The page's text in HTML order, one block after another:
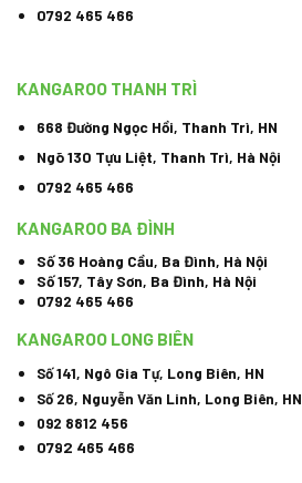
0792 465 466
KANGAROO THANH TRÌ
668 Đường Ngọc Hồi, Thanh Trì, HN
Ngõ 130 Tựu Liệt, Thanh Trì, Hà Nội
0792 465 466
KANGAROO BA ĐÌNH
Số 36 Hoàng Cầu, Ba Đình, Hà Nội
Số 157, Tây Sơn, Ba Đình, Hà Nội
0792 465 466
KANGAROO LONG BIÊN
Số 141, Ngô Gia Tự, Long Biên, HN
Số 26, Nguyễn Văn Linh, Long Biên, HN
092 8812 456
0792 465 466